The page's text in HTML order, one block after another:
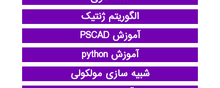
الگوریتم ژنتیک
آموزش PSCAD
آموزش python
شبیه سازی مولکولی